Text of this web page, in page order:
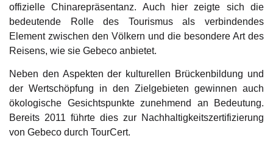
offizielle Chinarepräsentanz. Auch hier zeigte sich die
bedeutende Rolle des Tourismus als verbindendes
Element zwischen den Völkern und die besondere Art des
Reisens, wie sie Gebeco anbietet.
Neben den Aspekten der kulturellen Brückenbildung und
der Wertschöpfung in den Zielgebieten gewinnen auch
ökologische Gesichtspunkte zunehmend an Bedeutung.
Bereits 2011 führte dies zur Nachhaltigkeitszertifizierung
von Gebeco durch TourCert.